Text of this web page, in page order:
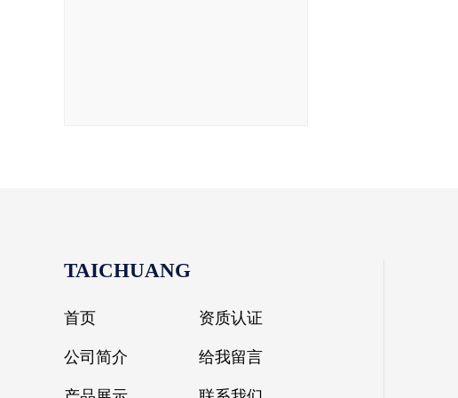
TAICHUANG
首页
公司简介
资质认证
给我留言